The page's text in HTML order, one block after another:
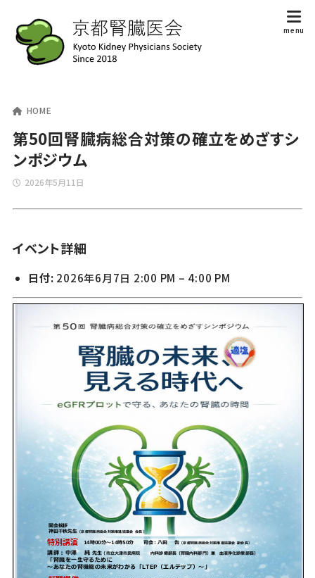
HOME
第50回腎臓病総合対策の確立をめざすシ
ンポジウム
2026年5月11日
イベント詳細
日付: 2026年6月7日 2:00 PM – 4:00 PM